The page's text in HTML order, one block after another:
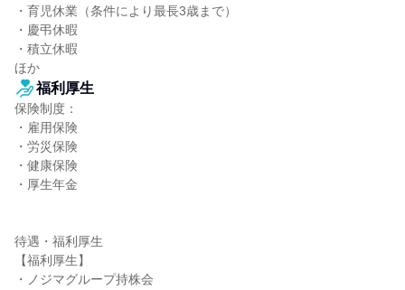
・育児休業（条件により最長3歳まで）
・慶弔休暇
・積立休暇
ほか
福利厚生
保険制度：
・雇用保険
・労災保険
・健康保険
・厚生年金
待遇・福利厚生
【福利厚生】
・ノジマグループ持株会